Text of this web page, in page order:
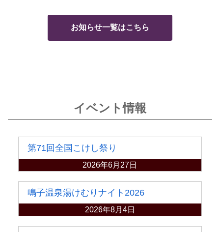
お知らせ一覧はこちら
イベント情報
第71回全国こけし祭り
2026年6月27日
鳴子温泉湯けむりナイト2026
2026年8月4日